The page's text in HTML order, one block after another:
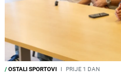
/OSTALI SPORTOVI I PRIJE 1 DAN